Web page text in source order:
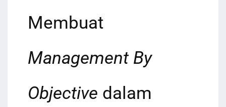
Membuat
Management By
Objective dalam